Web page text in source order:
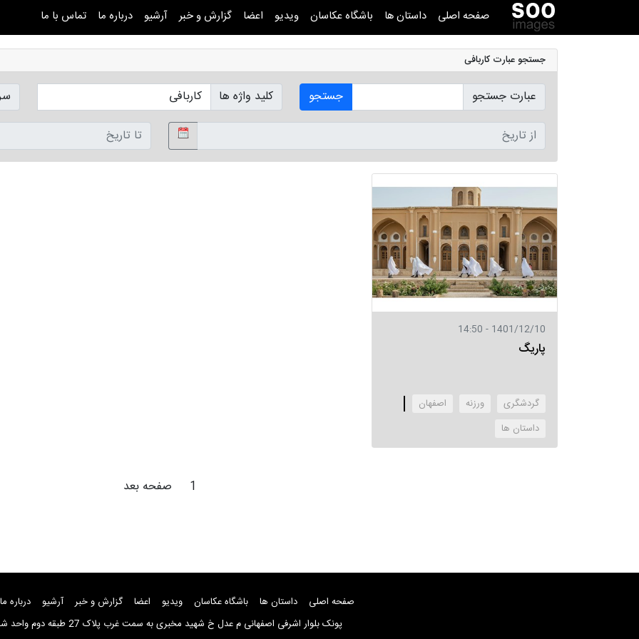
صفحه اصلی داستان ها باشگاه عکاسان ویدیو اعضا گزارش و خبر آرشیو درباره ما تماس با ما
جستجو عبارت کاربافی
عبارت جستجو جستجو کلید واژه ها
1401/12/10 - 14:50
پاریگ
گردشگری ورزنه
اصفهان
‌داستان ها
1 صفحه بعد
صفحه اصلی داستان ها باشگاه عکاسان ویدیو اعضا گزارش و خبر آرشیو
درباره ما
پونک بلوار اشرفی اصفهانی م عدل خ شهید مخبری به سمت غرب پلاک 27 طبقه دوم واحد شماره 8